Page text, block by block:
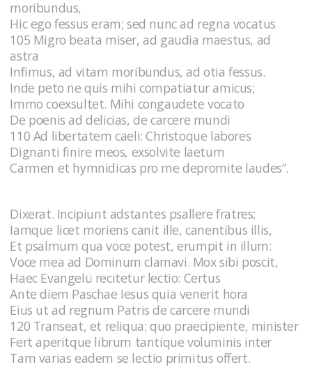
moribundus,
Hic ego fessus eram; sed nunc ad regna vocatus
105 Migro beata miser, ad gaudia maestus, ad
astra
Infimus, ad vitam moribundus, ad otia fessus.
Inde peto ne quis mihi compatiatur amicus;
Immo coexsultet. Mihi congaudete vocato
De poenis ad delicias, de carcere mundi
110 Ad libertatem caeli: Christoque labores
Dignanti finire meos, exsolvite laetum
Carmen et hymnidicas pro me depromite laudes”.
Dixerat. Incipiunt adstantes psallere fratres;
Iamque licet moriens canit ille, canentibus illis,
Et psalmum qua voce potest, erumpit in illum:
Voce mea ad Dominum clamavi. Mox sibi poscit,
Haec Evangelü recitetur lectio: Certus
Ante diem Paschae Iesus quia venerit hora
Eius ut ad regnum Patris de carcere mundi
120 Transeat, et reliqua; quo praecipiente, minister
Fert aperitque librum tantique voluminis inter
Tam varias eadem se lectio primitus offert.